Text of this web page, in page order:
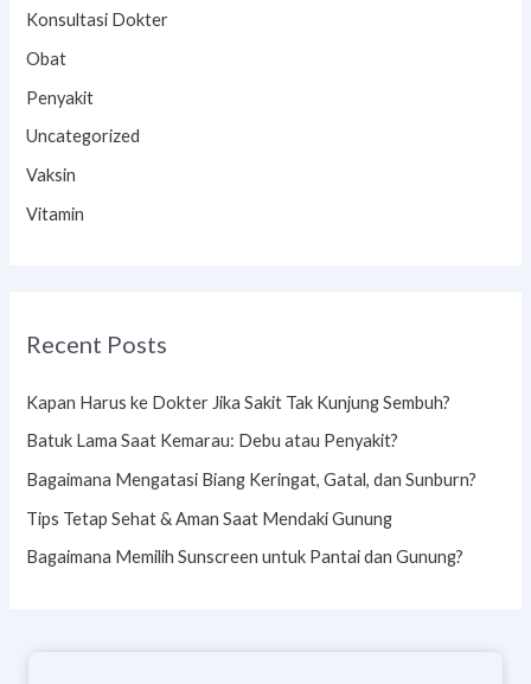
Konsultasi Dokter
Obat
Penyakit
Uncategorized
Vaksin
Vitamin
Recent Posts
Kapan Harus ke Dokter Jika Sakit Tak Kunjung Sembuh?
Batuk Lama Saat Kemarau: Debu atau Penyakit?
Bagaimana Mengatasi Biang Keringat, Gatal, dan Sunburn?
Tips Tetap Sehat & Aman Saat Mendaki Gunung
Bagaimana Memilih Sunscreen untuk Pantai dan Gunung?